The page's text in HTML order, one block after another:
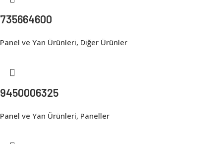
735664600
Panel ve Yan Ürünleri, Diğer Ürünler
9450006325
Panel ve Yan Ürünleri, Paneller